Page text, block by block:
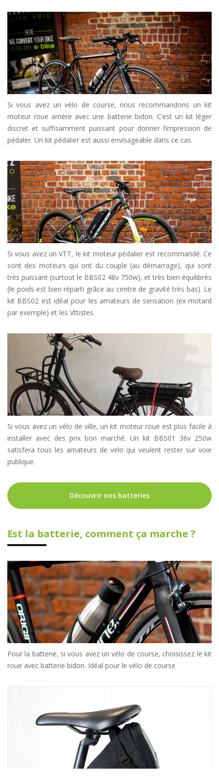
Si vous avez un vélo de course, nous recommandons un kit
moteur roue arrière avec une batterie bidon. C’est un kit léger
discret et suffisamment puissant pour donner l’impression de
pédaler. Un kit pédalier est aussi envisageable dans ce cas.
Si vous avez un VTT, le kit moteur pédalier est recommandé. Ce
sont des moteurs qui ont du couple (au démarrage), qui sont
très puissant (surtout le BBS02 48v 750w), et très bien équilibrés
(le poids est bien réparti grâce au centre de gravité très bas). Le
kit BBS02 est idéal pour les amateurs de sensation (ex motard
par exemple) et les Vttistes.
Si vous avez un vélo de ville, un kit moteur roue est plus facile à
installer avec des prix bon marché. Un kit BBS01 36v 250w
satisfera tous les amateurs de velo qui veulent rester sur voie
publique.
Découvrir nos batteries
Est la batterie, comment ça marche ?
Pour la batterie, si vous avez un vélo de course, choisissez le kit
roue avec batterie bidon. Idéal pour le vélo de course